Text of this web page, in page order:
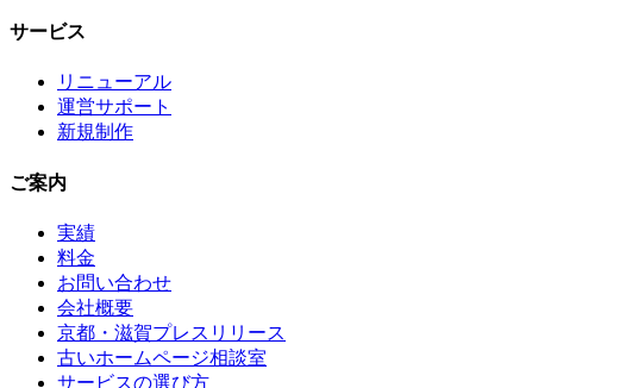
サービス
リニューアル
運営サポート
新規制作
ご案内
実績
料金
お問い合わせ
会社概要
京都・滋賀プレスリリース
古いホームページ相談室
サービスの選び方